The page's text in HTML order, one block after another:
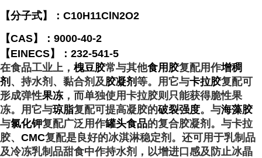
【分子式】：C10H11ClN2O2
【CAS】：9000-40-2
【EINECS】：232-541-5
在食品工业上， 槐豆胶常与其他食用胶复配用作增稠
剂 、持水剂、黏合剂及胶凝剂等。用它与卡拉胶复配可
形成弹性果冻，而单独使用卡拉胶则只能获得脆性果
冻。用它与琼脂复配可提高凝胶的破裂强度。与海藻胶
与氯化钾复配广泛用作罐头食品的复合胶凝剂。与卡拉
胶、 CMC复配是良好的冰淇淋稳定剂。还可用于乳制品
及冷冻乳制品甜食中作持水剂，以增进口感及防止冰晶